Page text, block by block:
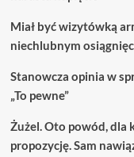
Miał być wizytówką
niechlubnym
Stanowcza opinia w
„To pewne”
Żużel. Oto powód, dla
propozycję. Sam